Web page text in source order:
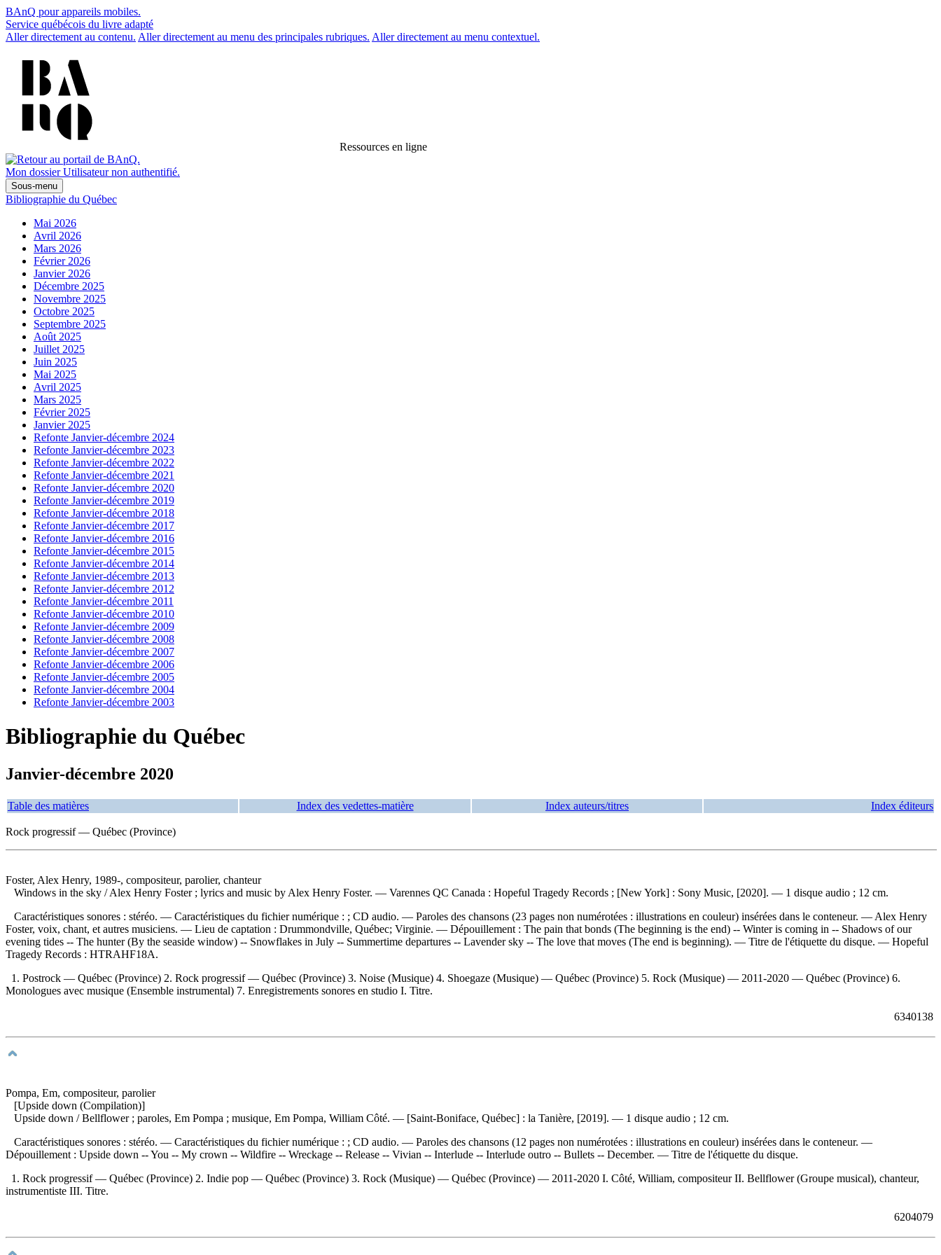
BAnQ pour appareils mobiles.
Service québécois du livre adapté
Aller directement au contenu. Aller directement au menu des principales rubriques. Aller directement au menu contextuel.
Ressources en ligne
Mon dossier Utilisateur non authentifié.
Sous-menu
Bibliographie du Québec
Mai 2026
Avril 2026
Mars 2026
Février 2026
Janvier 2026
Décembre 2025
Novembre 2025
Octobre 2025
Septembre 2025
Août 2025
Juillet 2025
Juin 2025
Mai 2025
Avril 2025
Mars 2025
Février 2025
Janvier 2025
Refonte Janvier-décembre 2024
Refonte Janvier-décembre 2023
Refonte Janvier-décembre 2022
Refonte Janvier-décembre 2021
Refonte Janvier-décembre 2020
Refonte Janvier-décembre 2019
Refonte Janvier-décembre 2018
Refonte Janvier-décembre 2017
Refonte Janvier-décembre 2016
Refonte Janvier-décembre 2015
Refonte Janvier-décembre 2014
Refonte Janvier-décembre 2013
Refonte Janvier-décembre 2012
Refonte Janvier-décembre 2011
Refonte Janvier-décembre 2010
Refonte Janvier-décembre 2009
Refonte Janvier-décembre 2008
Refonte Janvier-décembre 2007
Refonte Janvier-décembre 2006
Refonte Janvier-décembre 2005
Refonte Janvier-décembre 2004
Refonte Janvier-décembre 2003
Bibliographie du Québec
Janvier-décembre 2020
Table des matières Index des vedettes-matière Index auteurs/titres Index éditeurs
Rock progressif — Québec (Province)
Foster, Alex Henry, 1989-, compositeur, parolier, chanteur
Windows in the sky / Alex Henry Foster ; lyrics and music by Alex Henry Foster. — Varennes QC Canada : Hopeful Tragedy Records ; [New York] : Sony Music, [2020]. — 1 disque audio ; 12 cm.
Caractéristiques sonores : stéréo. — Caractéristiques du fichier numérique : ; CD audio. — Paroles des chansons (23 pages non numérotées : illustrations en couleur) insérées dans le conteneur. — Alex Henry
Foster, voix, chant, et autres musiciens. — Lieu de captation : Drummondville, Québec; Virginie. — Dépouillement : The pain that bonds (The beginning is the end) -- Winter is coming in -- Shadows of our
evening tides -- The hunter (By the seaside window) -- Snowflakes in July -- Summertime departures -- Lavender sky -- The love that moves (The end is beginning). — Titre de l'étiquette du disque. — Hopeful
Tragedy Records : HTRAHF18A.
1. Postrock — Québec (Province) 2. Rock progressif — Québec (Province) 3. Noise (Musique) 4. Shoegaze (Musique) — Québec (Province) 5. Rock (Musique) — 2011-2020 — Québec (Province) 6.
Monologues avec musique (Ensemble instrumental) 7. Enregistrements sonores en studio I. Titre.
6340138
Pompa, Em, compositeur, parolier
[Upside down (Compilation)]
Upside down / Bellflower ; paroles, Em Pompa ; musique, Em Pompa, William Côté. — [Saint-Boniface, Québec] : la Tanière, [2019]. — 1 disque audio ; 12 cm.
Caractéristiques sonores : stéréo. — Caractéristiques du fichier numérique : ; CD audio. — Paroles des chansons (12 pages non numérotées : illustrations en couleur) insérées dans le conteneur. —
Dépouillement : Upside down -- You -- My crown -- Wildfire -- Wreckage -- Release -- Vivian -- Interlude -- Interlude outro -- Bullets -- December. — Titre de l'étiquette du disque.
1. Rock progressif — Québec (Province) 2. Indie pop — Québec (Province) 3. Rock (Musique) — Québec (Province) — 2011-2020 I. Côté, William, compositeur II. Bellflower (Groupe musical), chanteur,
instrumentiste III. Titre.
6204079